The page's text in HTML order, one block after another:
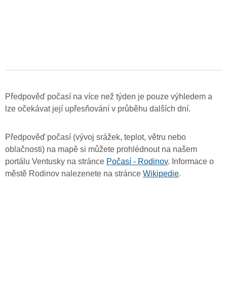
Předpověď počasí na více než týden je pouze výhledem a
lze očekávat její upřesňování v průběhu dalších dní.
Předpověď počasí (vývoj srážek, teplot, větru nebo
oblačnosti) na mapě si můžete prohlédnout na našem
portálu Ventusky na stránce Počasí - Rodinov. Informace o
městě Rodinov nalezenete na stránce Wikipedie.